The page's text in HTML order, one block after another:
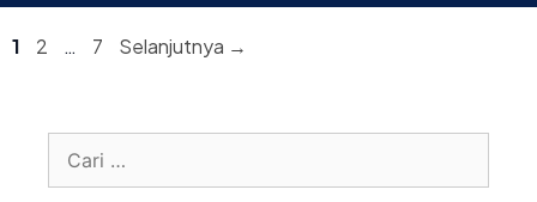
1 2 … 7 Selanjutnya →